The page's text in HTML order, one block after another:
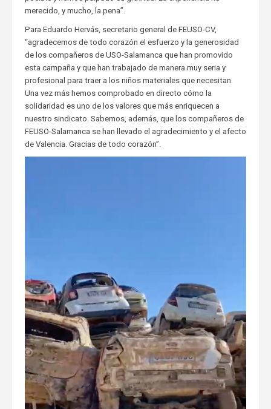
merecido, y mucho, la pena”.
Para Eduardo Hervás, secretario general de FEUSO-CV,
“agradecemos de todo corazón el esfuerzo y la generosidad
de los compañeros de USO-Salamanca que han promovido
esta campaña y que han trabajado de manera muy seria y
profesional para traer a los niños materiales que necesitan.
Una vez más hemos comprobado en directo cómo la
solidaridad es uno de los valores que más enriquecen a
nuestro sindicato. Sabemos, además, que los compañeros de
FEUSO-Salamanca se han llevado el agradecimiento y el afecto
de Valencia. Gracias de todo corazón”.